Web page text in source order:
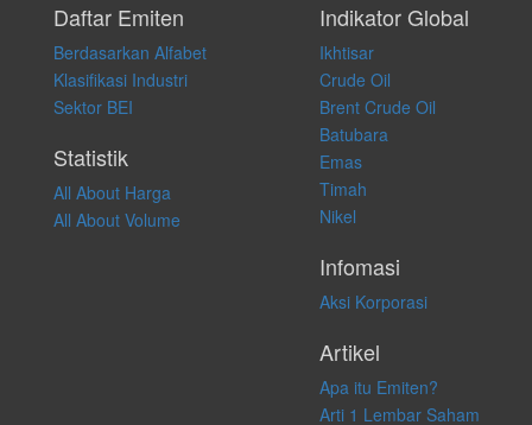
pribadi. Kami tidak memberi anjuran, saran, rekomendasi untuk
membeli, menjual atau melakukan aktivitas lain yang terkait dengan
transaksi perdagangan apapun, dan kami tidak bertanggung jawab
atas keputusan investasi yang dilakukan dalam kondisi dan situasi
apapun juga, yang diakibatkan secara langsung maupun tidak
langsung atas konten pada website ini.
Daftar Emiten
Berdasarkan Alfabet
Klasifikasi Industri
Sektor BEI
Statistik
All About Harga
All About Volume
Indikator Global
Ikhtisar
Crude Oil
Brent Crude Oil
Batubara
Emas
Timah
Nikel
Infomasi
Aksi Korporasi
Artikel
Apa itu Emiten?
Arti 1 Lembar Saham